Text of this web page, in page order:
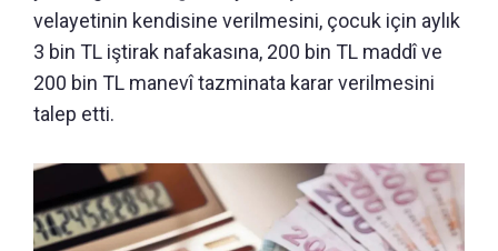
velayetinin kendisine verilmesini, çocuk için aylık
3 bin TL iştirak nafakasına, 200 bin TL maddî ve
200 bin TL manevî tazminata karar verilmesini
talep etti.